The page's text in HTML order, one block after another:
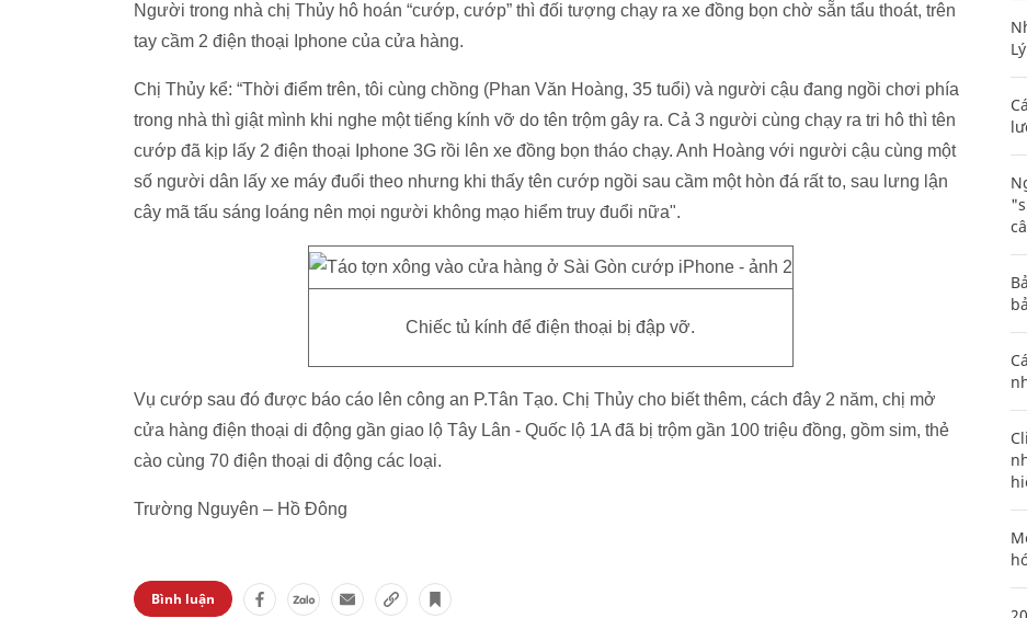
Người trong nhà chị Thủy hô hoán “cướp, cướp” thì đối tượng chạy ra xe đồng bọn chờ sẵn tẩu thoát, trên
tay cầm 2 điện thoại Iphone của cửa hàng.
Chị Thủy kể: “Thời điểm trên, tôi cùng chồng (Phan Văn Hoàng, 35 tuổi) và người cậu đang ngồi chơi phía
trong nhà thì giật mình khi nghe một tiếng kính vỡ do tên trộm gây ra. Cả 3 người cùng chạy ra tri hô thì tên
cướp đã kịp lấy 2 điện thoại Iphone 3G rồi lên xe đồng bọn tháo chạy. Anh Hoàng với người cậu cùng một
số người dân lấy xe máy đuổi theo nhưng khi thấy tên cướp ngồi sau cầm một hòn đá rất to, sau lưng lận
cây mã tấu sáng loáng nên mọi người không mạo hiểm truy đuổi nữa".
Chiếc tủ kính để điện thoại bị đập vỡ.
Vụ cướp sau đó được báo cáo lên công an P.Tân Tạo. Chị Thủy cho biết thêm, cách đây 2 năm, chị mở
cửa hàng điện thoại di động gần giao lộ Tây Lân - Quốc lộ 1A đã bị trộm gần 100 triệu đồng, gồm sim, thẻ
cào cùng 70 điện thoại di động các loại.
Trường Nguyên – Hồ Đông
Bình luận